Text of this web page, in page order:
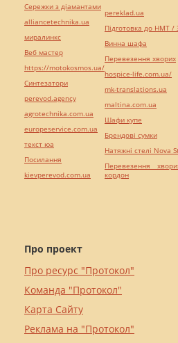
Про проект
Про ресурс "Протокол"
Команда "Протокол"
Карта Сайту
Реклама на "Протокол"
Сережки з діамантами
alliancetechnika.ua
миралинкс
Веб мастер
https://motokosmos.ua/
Синтезатори
perevod.agency
agrotechnika.com.ua
europeservice.com.ua
текст юа
Посилання
kievperevod.com.ua
pereklad.ua
Підготовка до НМТ /
Винна шафа
Перевезення хворих
hospice-life.com.ua/
mk-translations.ua
maltina.com.ua
Шафи купе
Брендові сумки
Натяжні стелі Nova
Перевезення
кордон